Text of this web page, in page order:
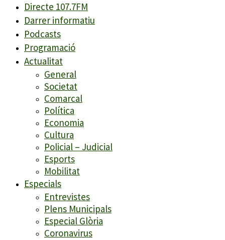
Directe 107.7FM
Darrer informatiu
Podcasts
Programació
Actualitat
General
Societat
Comarcal
Política
Economia
Cultura
Policial – Judicial
Esports
Mobilitat
Especials
Entrevistes
Plens Municipals
Especial Glòria
Coronavirus